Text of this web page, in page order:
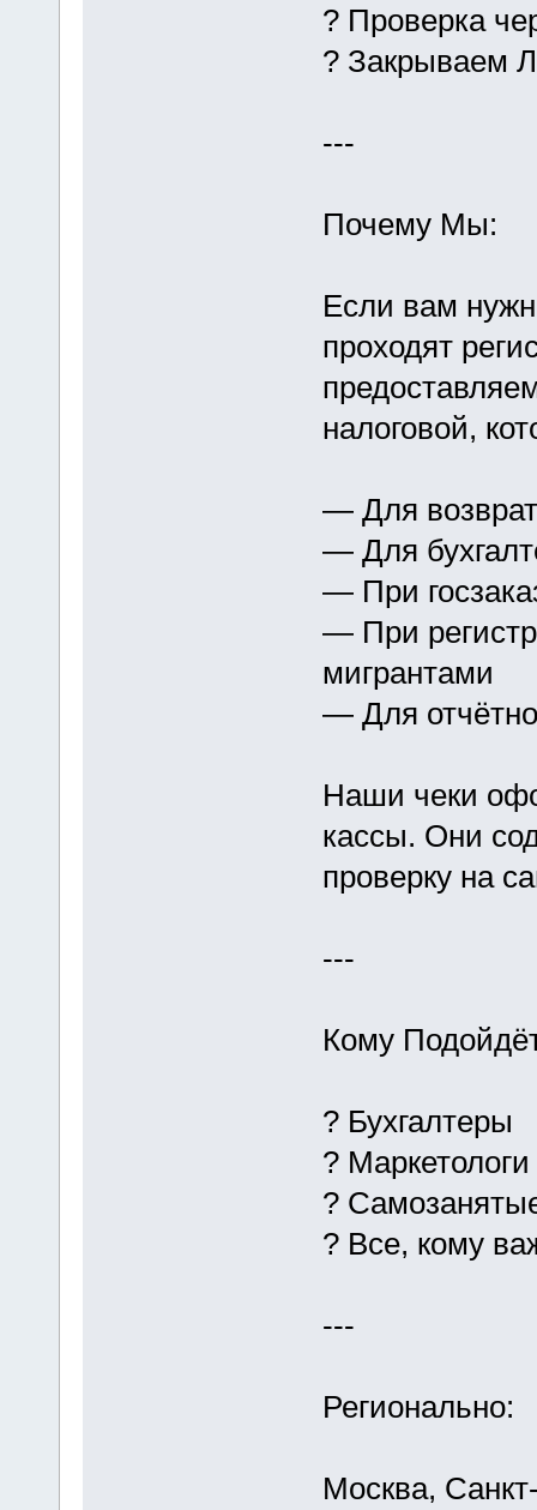
? Проверка
? Закрываем
---
Почему Мы:
Если вам
проходят
налоговой,
— Для
— Для
— При
— При
мигрантами
— Для
Наши чеки
кассы. Они
проверку на
---
Кому
? Бухгалтеры
? Маркетологи
?
? Все, кому
---
Регионально:
Москва,